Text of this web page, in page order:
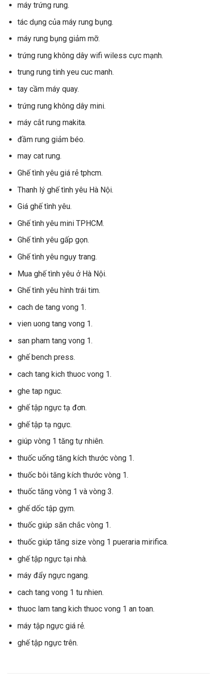
máy trứng rung.
tác dụng của máy rung bụng.
máy rung bụng giảm mỡ.
trứng rung không dây wifi wiless cực mạnh.
trung rung tinh yeu cuc manh.
tay cầm máy quay.
trứng rung không dây mini.
máy cắt rung makita.
đầm rung giảm béo.
may cat rung.
Ghế tình yêu giá rẻ tphcm.
Thanh lý ghế tình yêu Hà Nội.
Giá ghế tình yêu.
Ghế tình yêu mini TPHCM.
Ghế tình yêu gấp gọn.
Ghế tình yêu ngụy trang.
Mua ghế tình yêu ở Hà Nội.
Ghế tình yêu hình trái tim.
cach de tang vong 1.
vien uong tang vong 1.
san pham tang vong 1.
ghế bench press.
cach tang kich thuoc vong 1.
ghe tap nguc.
ghế tập ngực tạ đơn.
ghế tập tạ ngực.
giúp vòng 1 tăng tự nhiên.
thuốc uống tăng kích thước vòng 1.
thuốc bôi tăng kích thước vòng 1.
thuốc tăng vòng 1 và vòng 3.
ghế dốc tập gym.
thuốc giúp săn chắc vòng 1.
thuốc giúp tăng size vòng 1 pueraria mirifica.
ghế tập ngực tại nhà.
máy đẩy ngực ngang.
cach tang vong 1 tu nhien.
thuoc lam tang kich thuoc vong 1 an toan.
máy tập ngực giá rẻ.
ghế tập ngực trên.